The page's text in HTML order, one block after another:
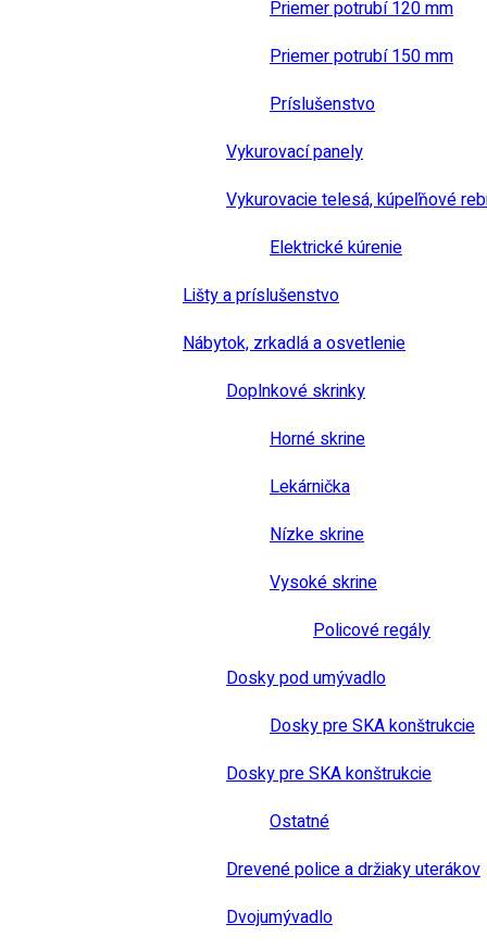
Priemer potrubí 120 mm
Priemer potrubí 150 mm
Príslušenstvo
Vykurovací panely
Vykurovacie telesá, kúpeľňové
Elektrické kúrenie
Lišty a príslušenstvo
Nábytok, zrkadlá a osvetlenie
Doplnkové skrinky
Horné skrine
Lekárnička
Nízke skrine
Vysoké skrine
Policové regály
Dosky pod umývadlo
Dosky pre SKA konštrukcie
Dosky pre SKA konštrukcie
Ostatné
Drevené police a držiaky uterákov
Dvojumývadlo